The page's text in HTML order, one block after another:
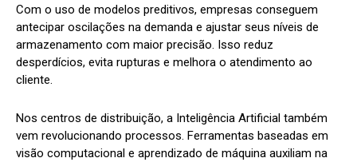
Com o uso de modelos preditivos, empresas conseguem
antecipar oscilações na demanda e ajustar seus níveis de
armazenamento com maior precisão. Isso reduz
desperdícios, evita rupturas e melhora o atendimento ao
cliente.
Nos centros de distribuição, a Inteligência Artificial também
vem revolucionando processos. Ferramentas baseadas em
visão computacional e aprendizado de máquina auxiliam na